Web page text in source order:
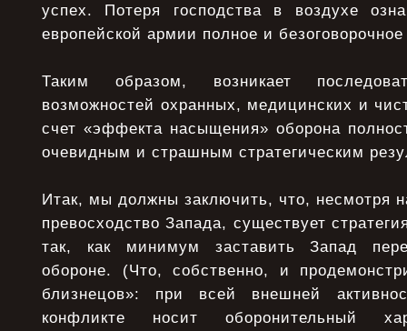
успех. Потеря господства в воздухе
европейской армии полное и
Таким образом, возникает
возможностей охранных, медицинских и
счет «эффекта насыщения» оборона
очевидным и страшным стратегическим
Итак, мы должны заключить, что, несмотря
превосходство Запада, существует
так, как минимум заставить Запад
обороне. (Что, собственно, и
близнецов»: при всей внешней
конфликте носит оборонительный